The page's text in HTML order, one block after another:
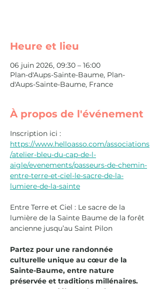
Heure et lieu
06 juin 2026, 09:30 – 16:00
Plan-d'Aups-Sainte-Baume, Plan-
d'Aups-Sainte-Baume, France
À propos de l'événement
Inscription ici :
https://www.helloasso.com/associations
/atelier-bleu-du-cap-de-l-
aigle/evenements/passeurs-de-chemin-
entre-terre-et-ciel-le-sacre-de-la-
lumiere-de-la-sainte
Entre Terre et Ciel : Le sacre de la
lumière de la Sainte Baume de la forêt
ancienne jusqu’au Saint Pilon
Partez pour une randonnée
culturelle unique au cœur de la
Sainte-Baume, entre nature
préservée et traditions millénaires.